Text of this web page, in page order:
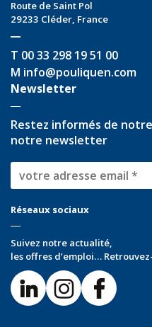
Route de Saint Pol
29233 Cléder, France
T 00 33 298 19 51 00
M info@pouliquen.com
Newsletter
Restez informés de
notre newsletter
Réseaux sociaux
Suivez notre actualité,
les offres d’emploi…